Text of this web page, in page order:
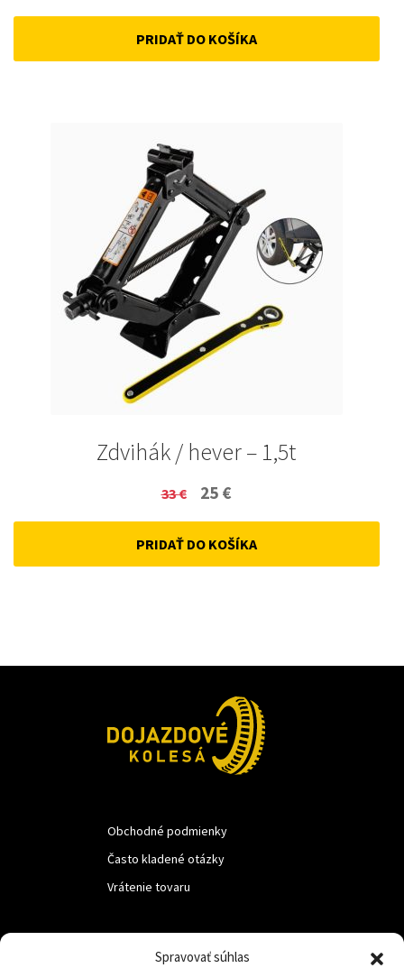
Spravovať súhlas
price
was:
price
is:
PRIDAŤ DO KOŠÍKA
Zdvihák / hever – 1,5t
33€
Original
price
was:
25 €
price
is:
PRIDAŤ DO KOŠÍKA
Obchodné podmienky
Často kladené otázky
Vrátenie tovaru